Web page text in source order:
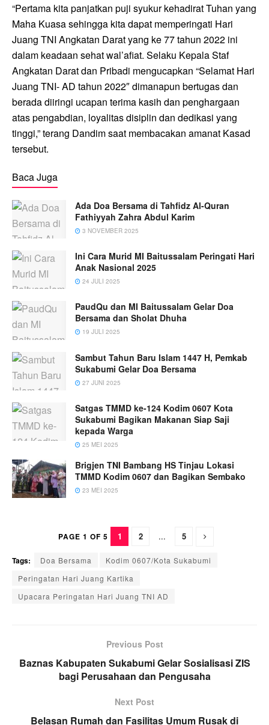
“Pertama kita panjatkan puji syukur kehadirat Tuhan yang
Maha Kuasa sehingga kita dapat memperingati Hari
Juang TNI Angkatan Darat yang ke 77 tahun 2022 ini
dalam keadaan sehat wal’afiat. Selaku Kepala Staf
Angkatan Darat dan Pribadi mengucapkan “Selamat Hari
Juang TNI- AD tahun 2022″ dimanapun bertugas dan
berada diiringi ucapan terima kasih dan penghargaan
atas pengabdian, loyalitas disiplin dan dedikasi yang
tinggi,” terang Dandim saat membacakan amanat Kasad
tersebut.
Baca Juga
Ada Doa Bersama di Tahfidz Al-Quran
Fathiyyah Zahra Abdul Karim
3 NOVEMBER 2025
Ini Cara Murid MI Baitussalam Peringati Hari
Anak Nasional 2025
24 JULI 2025
PaudQu dan MI Baitussalam Gelar Doa
Bersama dan Sholat Dhuha
19 JULI 2025
Sambut Tahun Baru Islam 1447 H, Pemkab
Sukabumi Gelar Doa Bersama
27 JUNI 2025
Satgas TMMD ke-124 Kodim 0607 Kota
Sukabumi Bagikan Makanan Siap Saji
kepada Warga
25 MEI 2025
Brigjen TNI Bambang HS Tinjau Lokasi
TMMD Kodim 0607 dan Bagikan Sembako
23 MEI 2025
PAGE 1 OF 5 1 2 ... 5
Tags: Doa Bersama
Kodim 0607/Kota Sukabumi
Peringatan Hari Juang Kartika
Upacara Peringatan Hari Juang TNI AD
Previous Post
Baznas Kabupaten Sukabumi Gelar Sosialisasi ZIS
bagi Perusahaan dan Pengusaha
Next Post
Belasan Rumah dan Fasilitas Umum Rusak di